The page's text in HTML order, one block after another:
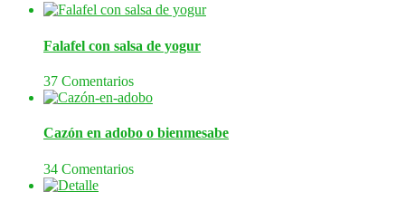
Falafel con salsa de yogur
37 Comentarios
Cazón en adobo o bienmesabe
34 Comentarios